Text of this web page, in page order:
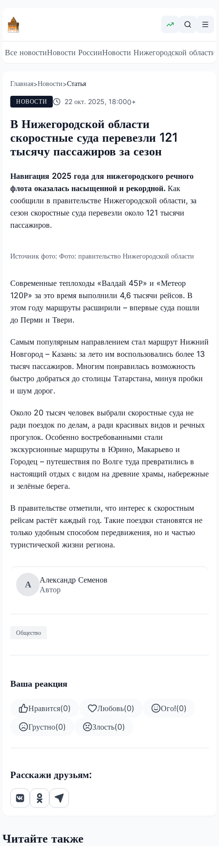
Все новостиНовости РоссииНовости Нижегородской области
Главная>Новости>Статья
НОВОСТИ 22 окт. 2025, 18:000+
В Нижегородской области
скоростные суда перевезли 121
тысячу пассажиров за сезон
Навигация 2025 года для нижегородского речного
флота оказалась насыщенной и рекордной. Как
сообщили в правительстве Нижегородской области, за
сезон скоростные суда перевезли около 121 тысячи
пассажиров.
Источник фото: Фото: правительство Нижегородской области
Современные теплоходы «Валдай 45Р» и «Метеор
120Р» за это время выполнили 4,6 тысячи рейсов. В
этом году маршруты расширили – впервые суда пошли
до Перми и Твери.
Самым популярным направлением стал маршрут Нижний
Новгород – Казань: за лето им воспользовались более 13
тысяч пассажиров. Многим понравилась возможность
быстро добраться до столицы Татарстана, минуя пробки
и шум дорог.
Около 20 тысяч человек выбрали скоростные суда не
ради поездок по делам, а ради красивых видов и речных
прогулок. Особенно востребованными стали
экскурсионные маршруты в Юрино, Макарьево и
Городец – путешествия по Волге туда превратились в
настоящий отдых с видом на древние храмы, набережные
и зелёные берега.
В правительстве отметили, что интерес к скоростным
рейсам растёт каждый год. Такие поездки становятся не
только удобным способом передвижения, но и частью
туристической жизни региона.
А
Александр Семенов
Автор
Общество
Ваша реакция
Нравится(0) Любовь(0) Ого!(0)
Грустно(0) Злость(0)
Расскажи друзьям:
Читайте также